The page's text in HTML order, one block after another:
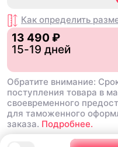
Как определить
13 490 ₽
15-19 дней
Обратите внимание:
поступления товара в
своевременного
для таможенного
заказа. Подробнее.